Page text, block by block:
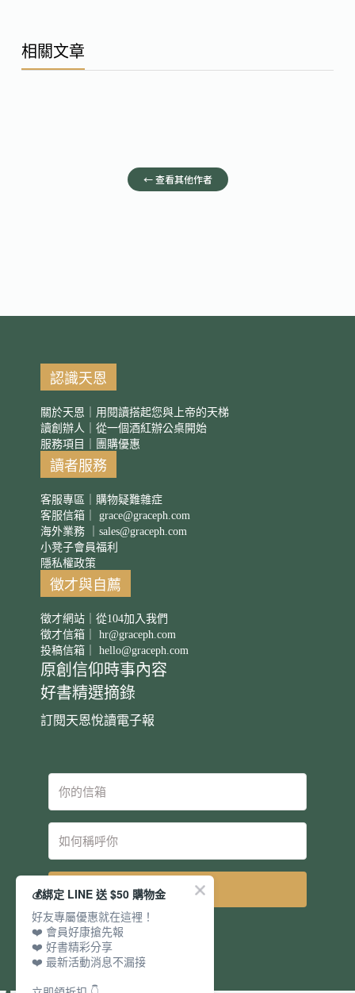
相關文章
← 查看其他作者
認識天恩
關於天恩｜用閱讀搭起您與上帝的天梯
讀創辦人｜從一個酒紅辦公桌開始
服務項目｜團購優惠
讀者服務
客服專區｜購物疑難雜症
客服信箱｜ grace@graceph.com
海外業務 ｜ sales@graceph.com
小凳子會員福利
隱私權政策
徵才與自薦
徵才網站｜從104加入我們
徵才信箱｜ hr@graceph.com
投稿信箱｜ hello@graceph.com
原創信仰時事內容
好書精選摘錄
訂閱天恩悅讀電子報
立即訂閱
💰綁定 LINE 送 $50 購物金
好友專屬優惠就在這裡！
❤️ 會員好康搶先報
❤️ 好書精彩分享
❤️ 最新活動消息不漏接